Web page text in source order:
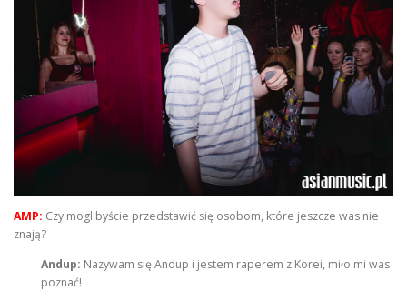
AMP: Czy moglibyście przedstawić się osobom, które jeszcze was nie
znają?
Andup: Nazywam się Andup i jestem raperem z Korei, miło mi was
poznać!